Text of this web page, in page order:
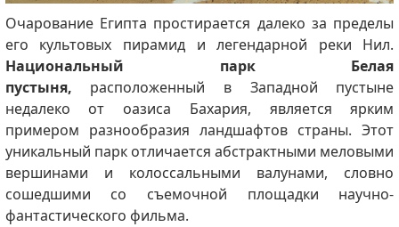
Очарование Египта простирается далеко за пределы
его культовых пирамид и легендарной реки Нил.
Национальный парк Белая
пустыня, расположенный в Западной пустыне
недалеко от оазиса Бахария, является ярким
примером разнообразия ландшафтов страны. Этот
уникальный парк отличается абстрактными меловыми
вершинами и колоссальными валунами, словно
сошедшими со съемочной площадки научно-
фантастического фильма.